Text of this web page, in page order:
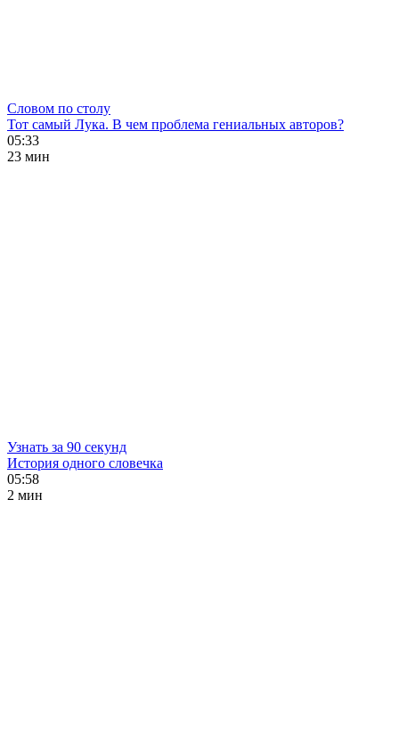
Словом по столу
Тот самый Лука. В чем проблема гениальных авторов?
05:33
23 мин
Узнать за 90 секунд
История одного словечка
05:58
2 мин